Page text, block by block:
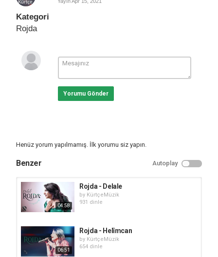
Kategori
Rojda
Yorumu Gönder
Henüz yorum yapılmamış. İlk yorumu siz yapın.
Benzer Autoplay
04:58
Rojda - Delale
by KürtçeMüzik
931 dinle
06:51
Rojda - Helîmcan
by KürtçeMüzik
654 dinle